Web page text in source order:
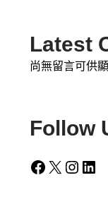
Latest
尚無留言可供
Follow
Facebook X Instagram LinkedIn